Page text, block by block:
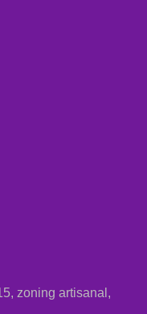
zoning artisanal,